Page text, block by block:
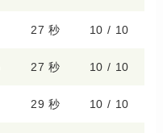
27 秒 10 / 10
27 秒 10 / 10
29 秒 10 / 10